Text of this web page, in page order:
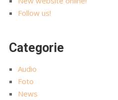
Follow us!
Categorie
Audio
Foto
News